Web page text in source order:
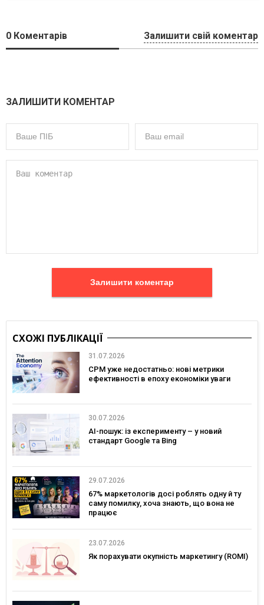
0 Коментарів Залишити свій коментар
ЗАЛИШИТИ КОМЕНТАР
Залишити коментар
СХОЖІ ПУБЛІКАЦІЇ
31.07.2026
CPM уже недостатньо: нові метрики
ефективності в епоху економіки уваги
30.07.2026
AI-пошук: із експерименту – у новий
стандарт Google та Bing
29.07.2026
67% маркетологів досі роблять одну й ту
саму помилку, хоча знають, що вона не
працює
23.07.2026
Як порахувати окупність маркетингу (ROMI)